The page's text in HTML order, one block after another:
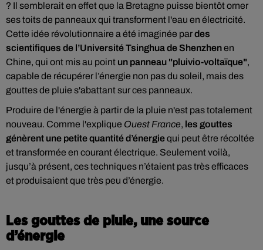
? Il semblerait en effet que la Bretagne puisse bientôt orner
ses toits de panneaux qui transforment l'eau en électricité.
Cette idée révolutionnaire a été imaginée pardes
scientifiques de l’Université Tsinghua de Shenzhenen
Chine, qui ont mis au point un panneau "pluivio-voltaïque",
capable de récupérer l’énergie non pas du soleil, mais des
gouttes de pluie s'abattant sur ces panneaux.
Produire de l'énergie à partir de la pluie n'est pas totalement
nouveau. Comme l'explique Ouest France, les gouttes
génèrent une petite quantité d’énergiequi peut être récoltée
et transformée en courant électrique. Seulement voilà,
jusqu’à présent, ces techniques n’étaient pas très efficaces
et produisaient que très peu d’énergie.
Les gouttes de pluie, une source
d’énergie